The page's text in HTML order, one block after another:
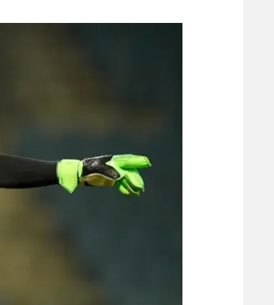
תנאי שימוש
מדיניות פרטיות